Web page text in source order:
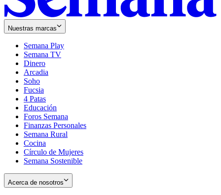
Nuestras marcas
Semana Play
Semana TV
Dinero
Arcadia
Soho
in
new
window
Fucsia
in
new
window
4 Patas
Educación
Foros Semana
Finanzas Personales
Semana Rural
Cocina
Círculo de Mujeres
Semana Sostenible
Acerca de nosotros